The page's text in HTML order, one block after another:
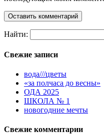
Найти:
Свежие записи
вода///цветы
«за полчаса до весны»
ОДА 2025
ШКОЛА № 1
новогодние мечты
Свежие комментарии